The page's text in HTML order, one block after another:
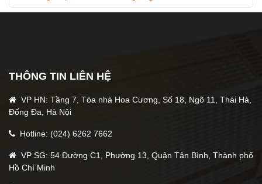
THÔNG TIN LIÊN HỆ
VP HN: Tầng 7, Tòa nhà Hoa Cương, Số 18, Ngõ 11, Thái Hà,
Đống Đa, Hà Nội
Hotline: (024) 6262 7662
VP SG: 54 Đường C1, Phường 13, Quận Tân Bình, Thành phố
Hồ Chí Minh